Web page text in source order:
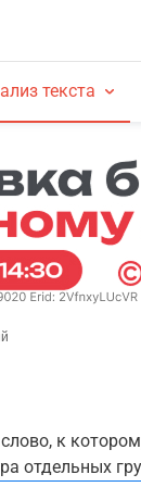
текста
к
отдельных